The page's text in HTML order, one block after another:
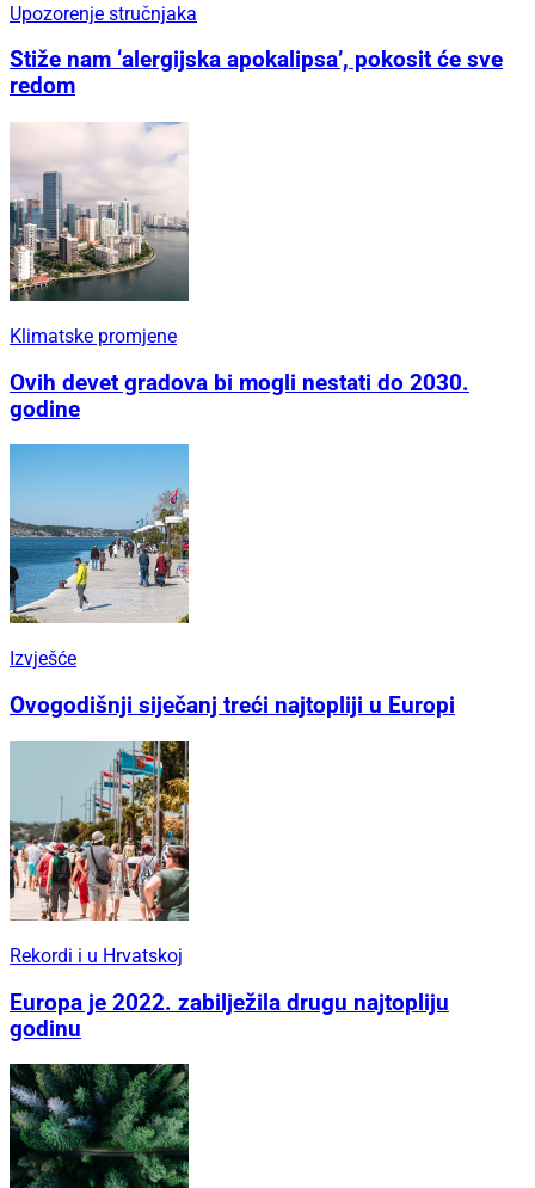
Upozorenje stručnjaka
Stiže nam ‘alergijska apokalipsa’, pokosit će sve
redom
Klimatske promjene
Ovih devet gradova bi mogli nestati do 2030.
godine
Izvješće
Ovogodišnji siječanj treći najtopliji u Europi
Rekordi i u Hrvatskoj
Europa je 2022. zabilježila drugu najtopliju
godinu